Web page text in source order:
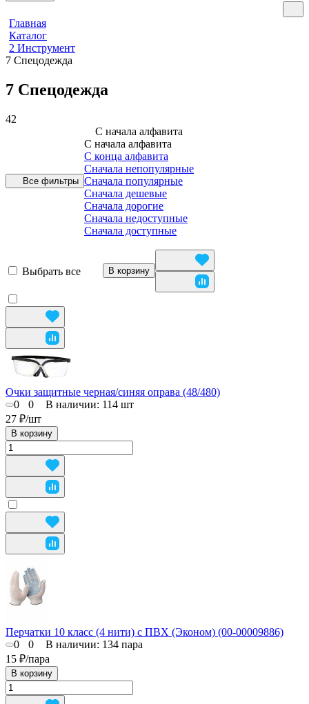
Главная
Каталог
2 Инструмент
7 Спецодежда
7 Спецодежда
42
Все фильтры
С начала алфавита
С начала алфавита
С конца алфавита
Сначала непопулярные
Сначала популярные
Сначала дешевые
Сначала дорогие
Сначала недоступные
Сначала доступные
Выбрать все В корзину
Очки защитные черная/синяя оправа (48/480)
0
0 В наличии: 114 шт
27 ₽/шт
В корзину
Перчатки 10 класс (4 нити) с ПВХ (Эконом) (00-00009886)
0
0 В наличии: 134 пара
15 ₽/пара
В корзину